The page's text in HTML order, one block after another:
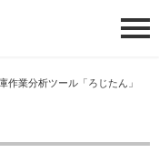
作業分析ツール「ろじたん」